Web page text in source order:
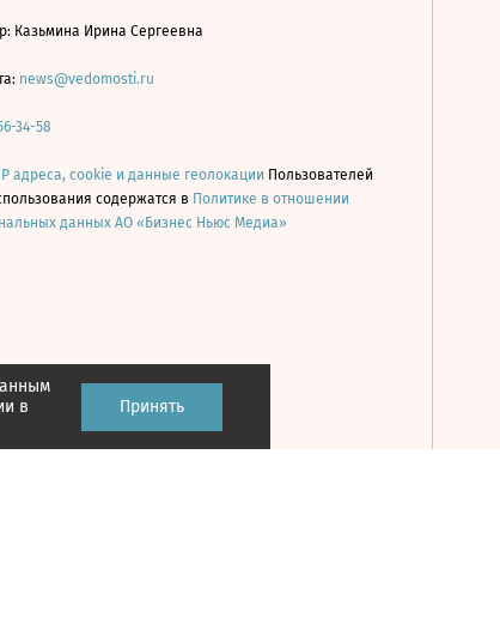
в
Принять
Казьмина Ирина Сергеевна
news@vedomosti.ru
34-58
IP адреса, cookie и данные геолокации Пользователей
содержатся в Политике в отношении
данных АО «Бизнес Ньюс Медиа»